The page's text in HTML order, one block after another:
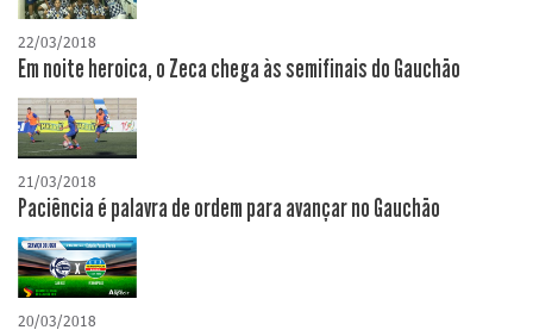
22/03/2018
Em noite heroica, o Zeca chega às semifinais do Gauchão
21/03/2018
Paciência é palavra de ordem para avançar no Gauchão
20/03/2018